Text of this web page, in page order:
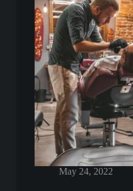
May 24, 2022